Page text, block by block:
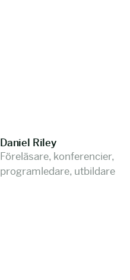
Daniel Riley
Föreläsare, konferencier,
programledare, utbildare